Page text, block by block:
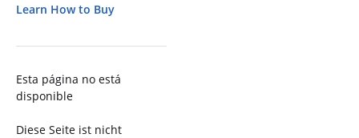
Learn How to Buy
Esta página no está
disponible
Diese Seite ist nicht